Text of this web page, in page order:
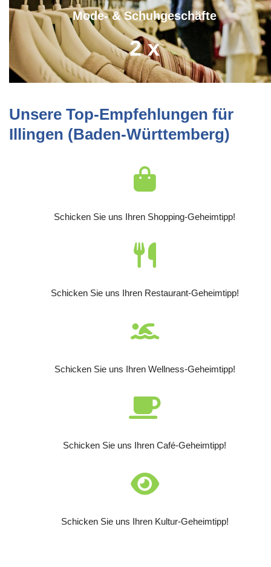
Mode- & Schuhgeschäfte
2 x
Unsere Top-Empfehlungen für
Illingen (Baden-Württemberg)
Schicken Sie uns Ihren Shopping-Geheimtipp!
Schicken Sie uns Ihren Restaurant-Geheimtipp!
Schicken Sie uns Ihren Wellness-Geheimtipp!
Schicken Sie uns Ihren Café-Geheimtipp!
Schicken Sie uns Ihren Kultur-Geheimtipp!